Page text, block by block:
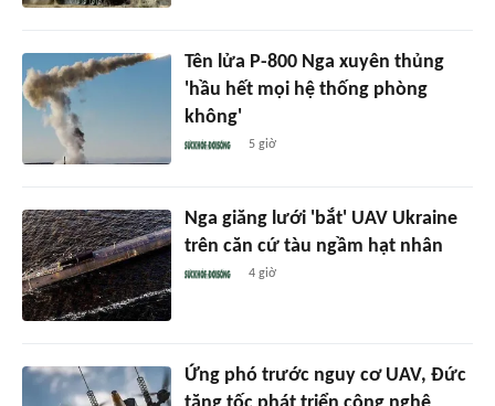
Tên lửa P-800 Nga xuyên thủng
'hầu hết mọi hệ thống phòng
không'
5 giờ
Nga giăng lưới 'bắt' UAV Ukraine
trên căn cứ tàu ngầm hạt nhân
4 giờ
Ứng phó trước nguy cơ UAV, Đức